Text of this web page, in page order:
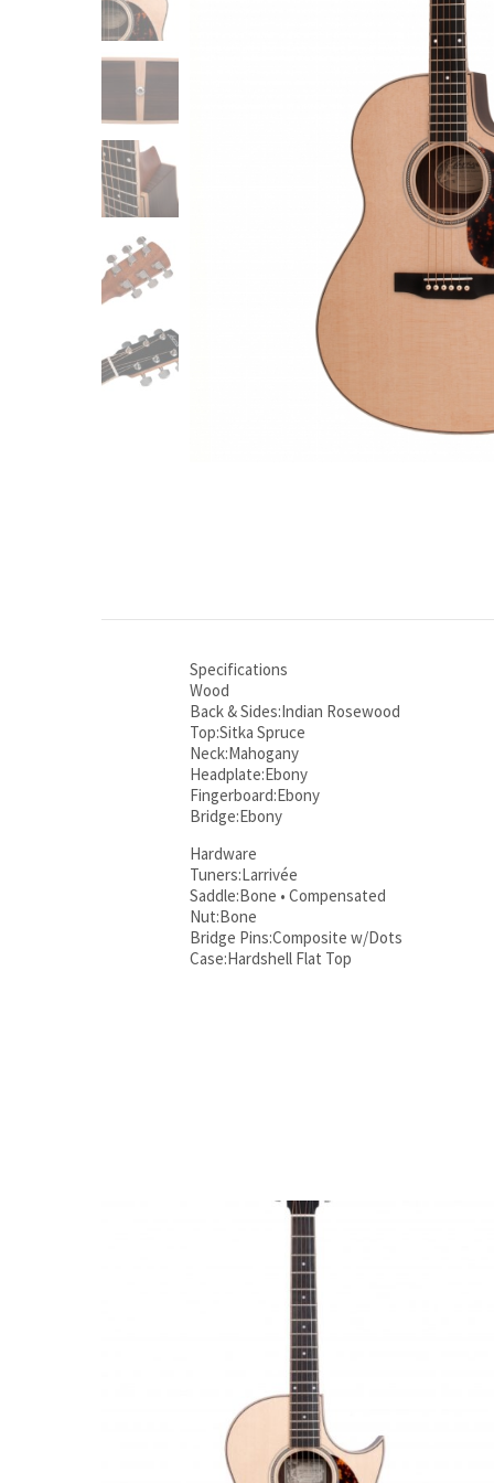
Specifications
Wood
Back & Sides:Indian Rosewood
Top:Sitka Spruce
Neck:Mahogany
Headplate:Ebony
Fingerboard:Ebony
Bridge:Ebony
Hardware
Tuners:Larrivée
Saddle:Bone • Compensated
Nut:Bone
Bridge Pins:Composite w/Dots
Case:Hardshell Flat Top